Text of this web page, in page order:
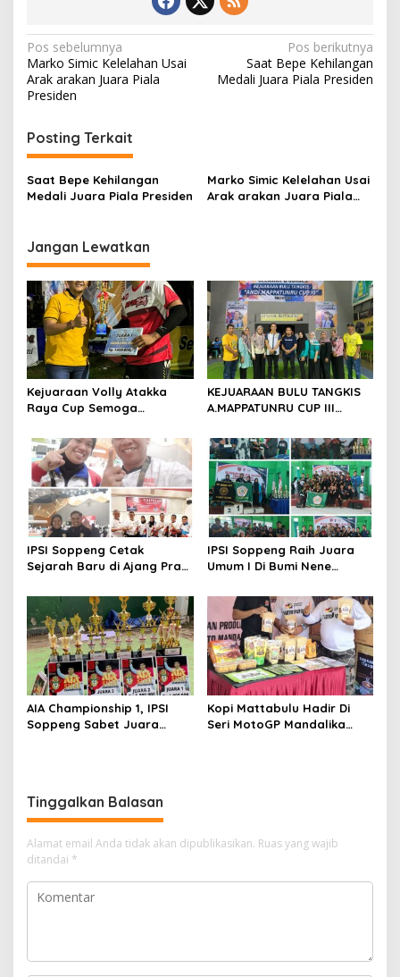
N
a
v
i
g
a
s
p
o
s
Pos sebelumnya
Marko Simic Kelelahan Usai
Arak arakan Juara Piala
Presiden
Pos berikutnya
Saat Bepe Kehilangan
Medali Juara Piala Presiden
Posting Terkait
Saat Bepe Kehilangan
Medali Juara Piala Presiden
Marko Simic Kelelahan Usai
Arak arakan Juara Piala
Jangan Lewatkan
Kejuaraan Volly Atakka
Raya Cup Semoga
KEJUARAAN BULU TANGKIS
A.MAPPATUNRU CUP III
SOPPENG.
IPSI Soppeng Cetak
Sejarah Baru di Ajang Pra
IPSI Soppeng Raih Juara
Umum I Di Bumi Nene
AIA Championship 1, IPSI
Soppeng Sabet Juara
Kopi Mattabulu Hadir Di
Seri MotoGP Mandalika
Tinggalkan Balasan
Alamat email Anda tidak akan dipublikasikan. Ruas yang wajib
ditandai *